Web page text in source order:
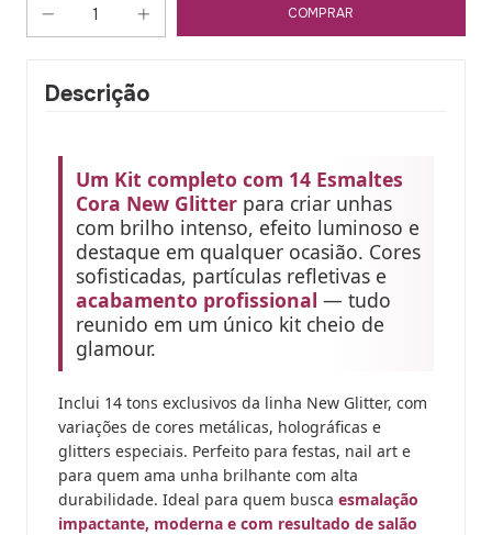
Descrição
Um Kit completo com 14 Esmaltes
Cora New Glitter para criar unhas
com brilho intenso, efeito luminoso e
destaque em qualquer ocasião. Cores
sofisticadas, partículas refletivas e
acabamento profissional — tudo
reunido em um único kit cheio de
glamour.
Inclui 14 tons exclusivos da linha New Glitter, com
variações de cores metálicas, holográficas e
glitters especiais. Perfeito para festas, nail art e
para quem ama unha brilhante com alta
durabilidade. Ideal para quem busca esmalação
impactante, moderna e com resultado de salão